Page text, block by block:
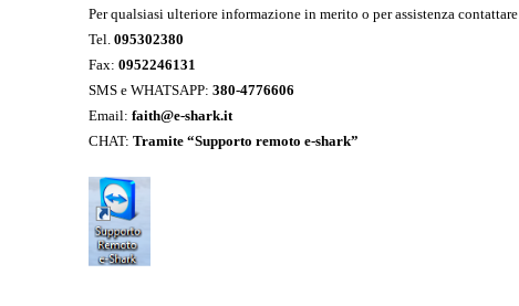
Per qualsiasi ulteriore informazione in merito o per assistenza contattare
Tel. 095302380
Fax: 0952246131
SMS e WHATSAPP: 380-4776606
Email: faith@e-shark.it
CHAT: Tramite “Supporto remoto e-shark”